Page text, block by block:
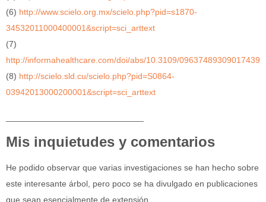
(6) http://www.scielo.org.mx/scielo.php?pid=s1870-
34532011000400001&script=sci_arttext
(7)
http://informahealthcare.com/doi/abs/10.3109/09637489309017439
(8) http://scielo.sld.cu/scielo.php?pid=S0864-
03942013000200001&script=sci_arttext
Mis inquietudes y comentarios
He podido observar que varias investigaciones se han hecho sobre
este interesante árbol, pero poco se ha divulgado en publicaciones
que sean esencialmente de extensión.